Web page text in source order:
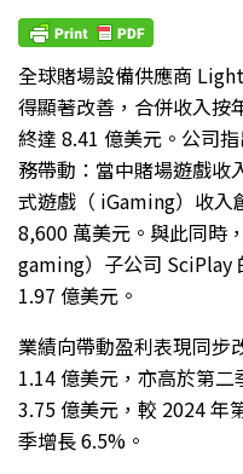
全球賭場設備供應商
得顯著改善，合併收入按
終達 8.41 億美元。公司
務帶動：當中賭場遊戲收
式遊戲（ iGaming）收入
8,600 萬美元。與此同時
gaming）子公司 SciPlay
1.97 億美元。
業績向帶動盈利表現同步
1.14 億美元，亦高於第
3.75 億美元，較 2024 年
季增長 6.5%。